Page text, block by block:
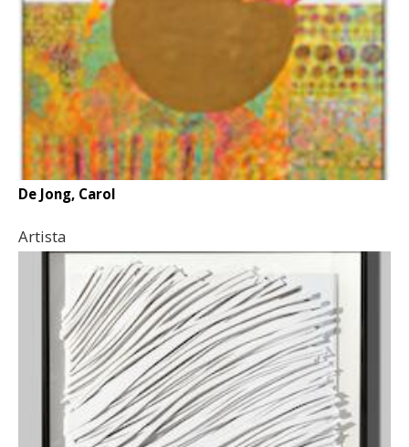
De Jong, Carol
Artista